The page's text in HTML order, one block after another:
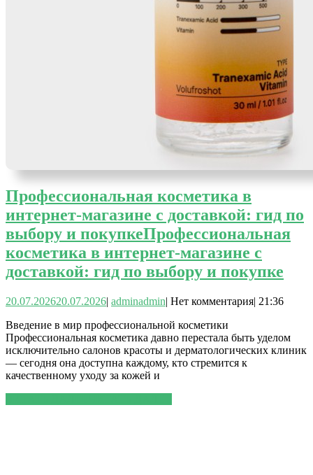
Профессиональная косметика в
интернет-магазине с доставкой: гид по
выбору и покупкеПрофессиональная
косметика в интернет-магазине с
доставкой: гид по выбору и покупке
20.07.202620.07.2026| adminadmin| Нет комментария| 21:36
Введение в мир профессиональной косметики
Профессиональная косметика давно перестала быть уделом
исключительно салонов красоты и дерматологических клиник
— сегодня она доступна каждому, кто стремится к
качественному уходу за кожей и